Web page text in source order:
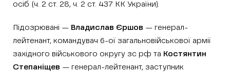
осіб (ч. 2 ст. 28, ч. 2 ст. 437 КК України).
Підозрювані — Владислав Єршов — генерал-
лейтенант, командувач 6-ої загальновійськової армії
західного військового округу зс рф та Костянтин
Степаніщев — генерал-лейтенант, заступник